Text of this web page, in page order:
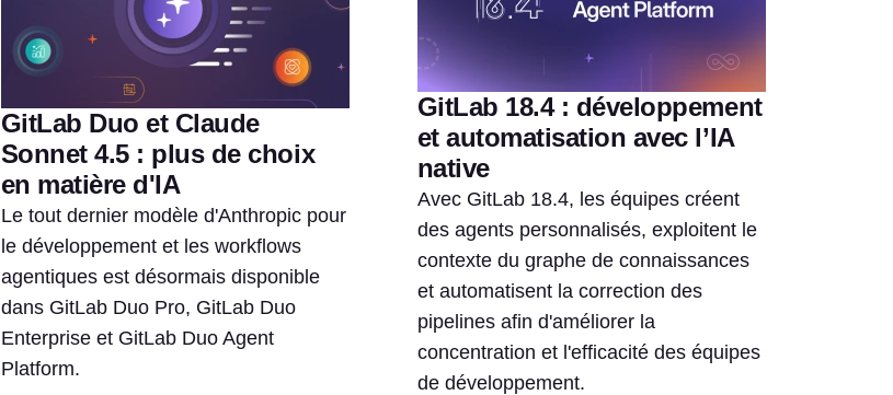
GitLab Duo et Claude
Sonnet 4.5 : plus de choix
en matière d'IA
Le tout dernier modèle d'Anthropic pour
le développement et les workflows
agentiques est désormais disponible
dans GitLab Duo Pro, GitLab Duo
Enterprise et GitLab Duo Agent
Platform.
GitLab 18.4 : développement
et automatisation avec l’IA
native
Avec GitLab 18.4, les équipes créent
des agents personnalisés, exploitent le
contexte du graphe de connaissances
et automatisent la correction des
pipelines afin d'améliorer la
concentration et l'efficacité des équipes
de développement.